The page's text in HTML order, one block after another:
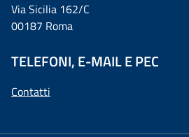
Via Sicilia 162/C
00187 Roma
TELEFONI, E-MAIL E PEC
Contatti